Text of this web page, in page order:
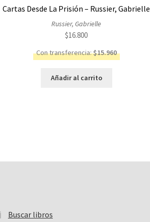
Cartas Desde La Prisión – Russier, Gabrielle
Russier, Gabrielle
$16.800
Con transferencia:$15.960
Añadir al carrito
Buscar libros